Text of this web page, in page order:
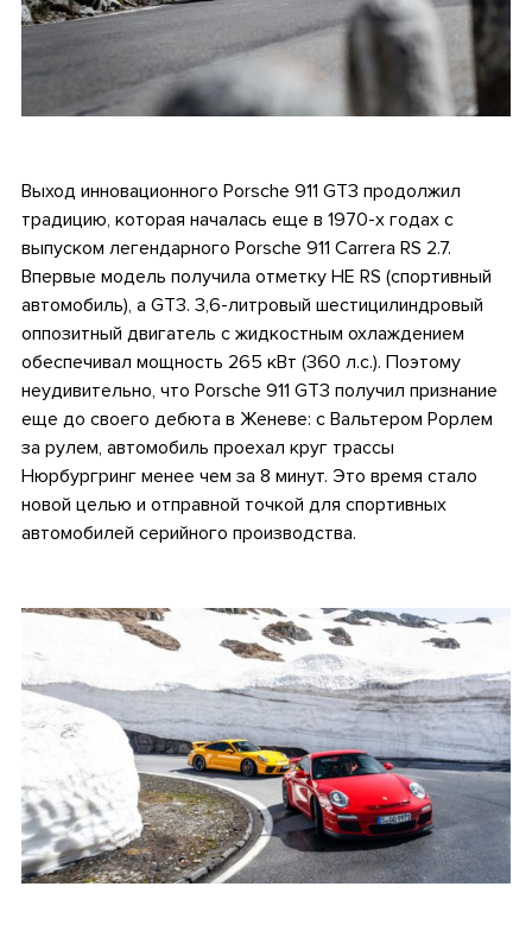
Выход инновационного Porsche 911 GT3 продолжил
традицию, которая началась еще в 1970-х годах с
выпуском легендарного Porsche 911 Carrera RS 2.7.
Впервые модель получила отметку НЕ RS (спортивный
автомобиль), а GT3. 3,6-литровый шестицилиндровый
оппозитный двигатель с жидкостным охлаждением
обеспечивал мощность 265 кВт (360 л.с.). Поэтому
неудивительно, что Porsche 911 GT3 получил признание
еще до своего дебюта в Женеве: с Вальтером Рорлем
за рулем, автомобиль проехал круг трассы
Нюрбургринг менее чем за 8 минут. Это время стало
новой целью и отправной точкой для спортивных
автомобилей серийного производства.